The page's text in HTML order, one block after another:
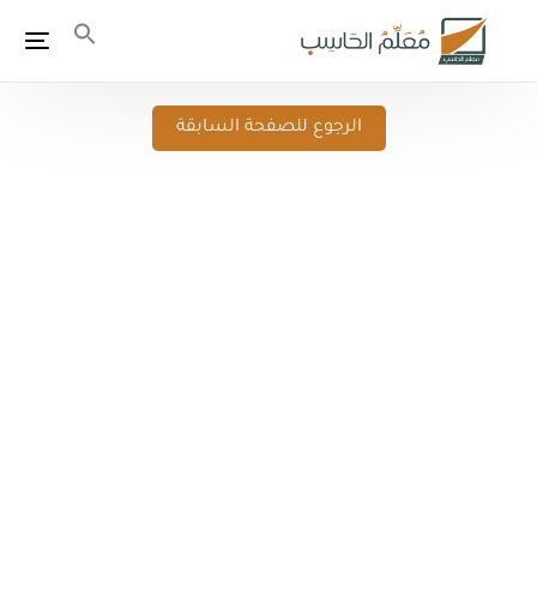
الرجوع للصفحة السابقة